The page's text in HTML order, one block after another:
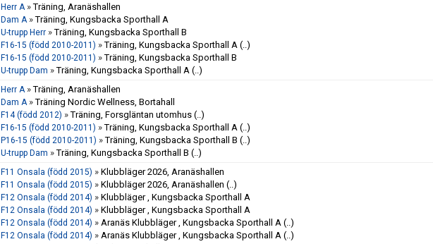
Herr A»Träning, Aranäshallen
Dam A»Träning, Kungsbacka Sporthall A
U-trupp Herr »Träning, Kungsbacka Sporthall B
F16-15 (född 2010-2011) »Träning, Kungsbacka Sporthall A (..)
F16-15 (född 2010-2011) »Träning, Kungsbacka Sporthall B
U-trupp Dam »Träning, Kungsbacka Sporthall A (..)
Herr A»Träning, Aranäshallen
Dam A»Träning Nordic Wellness, Bortahall
F14 (född 2012) »Träning, Forsgläntan utomhus (..)
F16-15 (född 2010-2011) »Träning, Kungsbacka Sporthall A (..)
P16-15 (född 2010-2011) »Träning, Kungsbacka Sporthall B (..)
U-trupp Dam »Träning, Kungsbacka Sporthall B (..)
F11 Onsala (född 2015) » Klubbläger 2026, Aranäshallen
F11 Onsala (född 2015) » Klubbläger 2026, Aranäshallen (..)
F12 Onsala (född 2014) » Klubbläger , Kungsbacka Sporthall A
F12 Onsala (född 2014) » Klubbläger , Kungsbacka Sporthall A
F12 Onsala (född 2014) » Aranäs Klubbläger , Kungsbacka Sporthall A (..)
F12 Onsala (född 2014) » Aranäs Klubbläger , Kungsbacka Sporthall A (..)